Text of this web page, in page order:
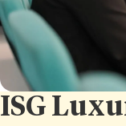
ISG